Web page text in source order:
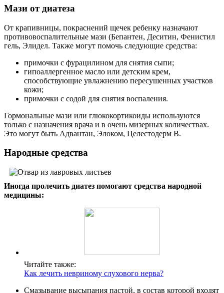
Мази от диатеза
От крапивницы, покраснений щечек ребенку назначают
противовоспалительные мази (Бепантен, Деситин, Фенистил
гель, Элидел. Также могут помочь следующие средства:
примочки с фурацилином для снятия сыпи;
гипоаллергенное масло или детским крем,
способствующие увлажнению пересушенных участков
кожи;
примочки с содой для снятия воспаления.
Гормональные мази или глюкокортикоиды используются
только с назначения врача и в очень мизерных количествах.
Это могут быть Адвантан, Элоком, Целестодерм В.
Народные средства
Иногда пролечить диатез помогают средства народной
медицины:
Читайте также:
Как лечить невриному слухового нерва?
Смазывание высыпания пастой, в состав которой входят